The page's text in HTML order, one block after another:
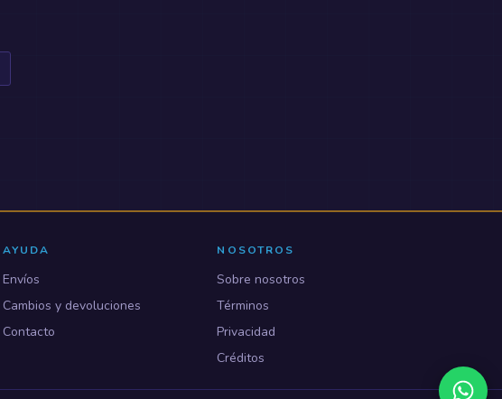
AYUDA
Envíos
Cambios y devoluciones
Contacto
NOSOTROS
Sobre nosotros
Términos
Privacidad
Créditos